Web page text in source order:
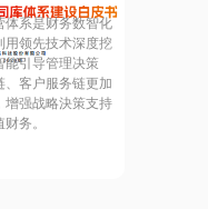
体系是财务数智化
用领先技术深度挖
能引导管理决策
、客户服务链更加
增强战略決策支持
务。